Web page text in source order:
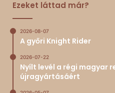
Ezeket láttad már?
2026-08-07
A győri Knight Rider
2026-07-22
Nyílt levél a régi magyar
újragyártásáért